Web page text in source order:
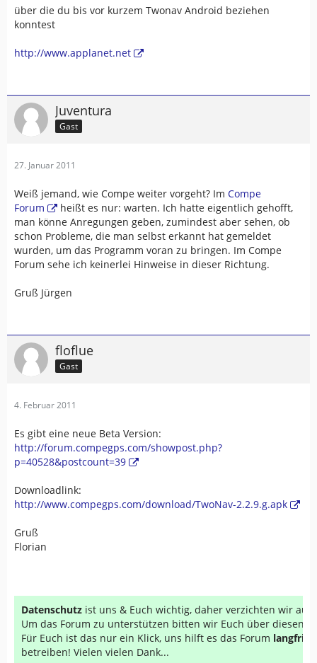
über die du bis vor kurzem Twonav Android beziehen
konntest
http://www.applanet.net
Juventura
Gast
27. Januar 2011
Weiß jemand, wie Compe weiter vorgeht? Im Compe
Forum
heißt es nur: warten. Ich hatte eigentlich gehofft,
man könne Anregungen geben, zumindest aber sehen, ob
schon Probleme, die man selbst erkannt hat gemeldet
wurden, um das Programm voran zu bringen. Im Compe
Forum sehe ich keinerlei Hinweise in dieser Richtung.
Gruß Jürgen
floflue
Gast
4. Februar 2011
Es gibt eine neue Beta Version:
http://forum.compegps.com/showpost.php?
p=40528&postcount=39
Downloadlink:
http://www.compegps.com/download/TwoNav-2.2.9.g.apk
Gruß
Florian
Datenschutz ist uns & Euch wichtig, daher verzichten wir auf
Um das Forum zu unterstützen bitten wir Euch über diesen
Für Euch ist das nur ein Klick, uns hilft es das Forum
betreiben! Vielen vielen Dank...